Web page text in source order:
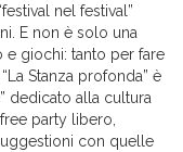
nel festival”
E non è solo una
e giochi: tanto per fare
Stanza profonda” è
dedicato alla cultura
party libero,
con quelle